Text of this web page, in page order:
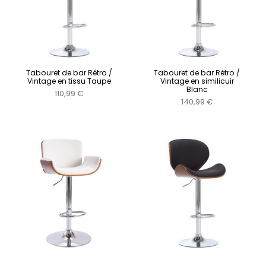
Tabouret de bar Rétro /
Vintage en tissu Taupe
110,99 €
Tabouret de bar Rétro /
Vintage en similicuir
Blanc
140,99 €